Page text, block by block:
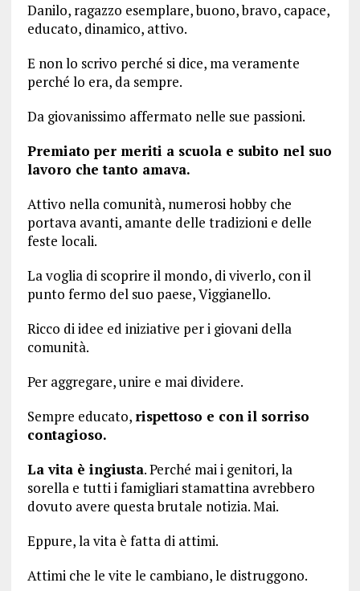
Danilo, ragazzo esemplare, buono, bravo, capace,
educato, dinamico, attivo.
E non lo scrivo perché si dice, ma veramente
perché lo era, da sempre.
Da giovanissimo affermato nelle sue passioni.
Premiato per meriti a scuola e subito nel suo
lavoro che tanto amava.
Attivo nella comunità, numerosi hobby che
portava avanti, amante delle tradizioni e delle
feste locali.
La voglia di scoprire il mondo, di viverlo, con il
punto fermo del suo paese, Viggianello.
Ricco di idee ed iniziative per i giovani della
comunità.
Per aggregare, unire e mai dividere.
Sempre educato, rispettoso e con il sorriso
contagioso.
La vita è ingiusta. Perché mai i genitori, la
sorella e tutti i famigliari stamattina avrebbero
dovuto avere questa brutale notizia. Mai.
Eppure, la vita è fatta di attimi.
Attimi che le vite le cambiano, le distruggono.